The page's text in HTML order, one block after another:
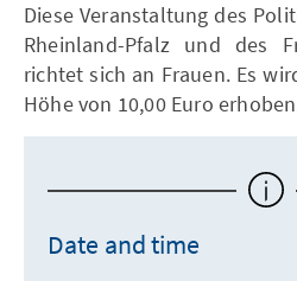
Diese Veranstaltung des
Rheinland-Pfalz und des
richtet sich an Frauen. Es
Höhe von 10,00 Euro
Date and time